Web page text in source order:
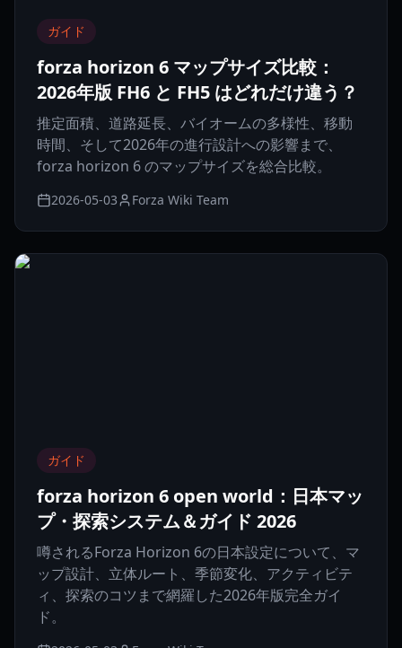
ガイド
forza horizon 6 マップサイズ比較：
2026年版 FH6 と FH5 はどれだけ違う？
推定面積、道路延長、バイオームの多様性、移動
時間、そして2026年の進行設計への影響まで、
forza horizon 6 のマップサイズを総合比較。
2026-05-03 Forza Wiki Team
ガイド
forza horizon 6 open world：日本マッ
プ・探索システム＆ガイド 2026
噂されるForza Horizon 6の日本設定について、マ
ップ設計、立体ルート、季節変化、アクティビテ
ィ、探索のコツまで網羅した2026年版完全ガイ
ド。